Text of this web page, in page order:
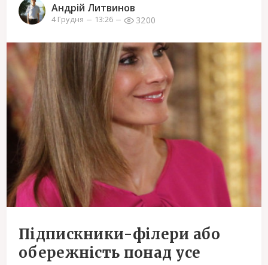
Андрій Литвинов
4 Грудня 13:26 3200
Підпискники-філери або
обережність понад усе